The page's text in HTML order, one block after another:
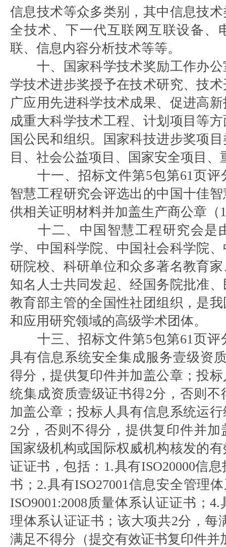
信息技术等众多类别，其中信息技
全技术、下一代互联网互联设备、
联、信息内容分析技术等等。
十、国家科学技术奖励工作办
学技术进步奖授予在技术研究、技
广应用先进科学技术成果、促进高
成重大科学技术工程、计划项目等
国公民和组织。国家科技进步奖项
目、社会公益项目、国家安全项目、
十一、招标文件第5包第61页
智慧工程研究会评选出的中国十佳
供相关证明材料并加盖生产商公章（
十二、中国智慧工程研究会是
学、中国科学院、中国社会科学院
研院校、科研单位和众多著名教育
知名人士共同发起、经国务院批准
教育部主管的全国性社团组织，是
和应用研究领域的高级学术团体。
十三、招标文件第5包第61页
具有信息系统安全集成服务壹级资
得分，提供复印件并加盖公章；投
统集成资质壹级证书得2分，否则
加盖公章；投标人具有信息系统运
2分，否则不得分，提供复印件并
国家级机构或国际权威机构核发的
证证书，包括：1.具有ISO20000信
书；2.具有ISO27001信息安全管理
ISO9001:2008质量体系认证证书；4.
理体系认证证书；该大项共2分，每
满足不得分（提交有效证书复印件并